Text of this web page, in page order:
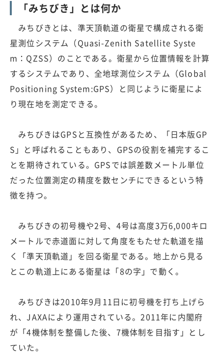
「みちびき」とは何か
みちびきとは、準天頂軌道の衛星で構成される衛
星測位システム（Quasi-Zenith Satellite Syste
m：QZSS）のことである。衛星から位置情報を計算
するシステムであり、全地球測位システム（Global
Positioning System:GPS）と同じように衛星によ
り現在地を測定できる。
みちびきはGPSと互換性があるため、「日本版GP
S」と呼ばれることもあり、GPSの役割を補完するこ
とを期待されている。GPSでは誤差数メートル単位
だった位置測定の精度を数センチにできるという特
徴を持つ。
みちびきの初号機や2号、4号は高度3万6,000キロ
メートルで赤道面に対して角度をもたせた軌道を描
く「準天頂軌道」を回る衛星である。地上から見る
とこの軌道上にある衛星は「8の字」で動く。
みちびきは2010年9月11日に初号機を打ち上げら
れ、JAXAにより運用されている。2011年に内閣府
が「4機体制を整備した後、7機体制を目指す」とし
ていた。